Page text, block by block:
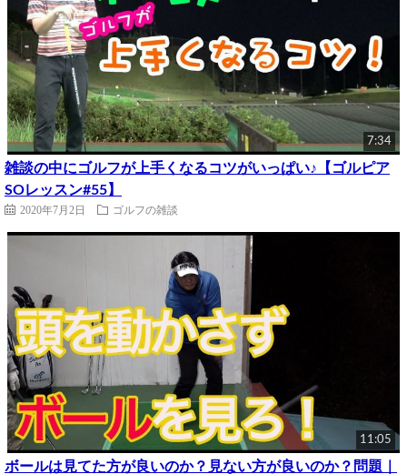
7:34
雑談の中にゴルフが上手くなるコツがいっぱい♪【ゴルピア
SOレッスン#55】
2020年7月2日 ゴルフの雑談
11:05
ボールは見てた方が良いのか？見ない方が良いのか？問題｜